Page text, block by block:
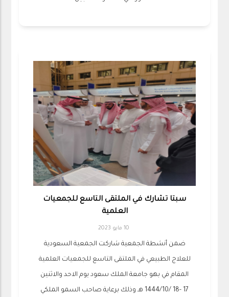
سبتا تشارك في الملتقى التاسع للجمعيات
العلمية
10 مايو 2023
ضمن أنشطة الجمعية شاركت الجمعية السعودية
للعلاج الطبيعي في الملتقى التاسع للجمعيات العلمية
المقام في بهو جامعة الملك سعود يوم الاحد والاثنين
17 -18 /1444/10 هـ وذلك برعاية صاحب السمو الملكي